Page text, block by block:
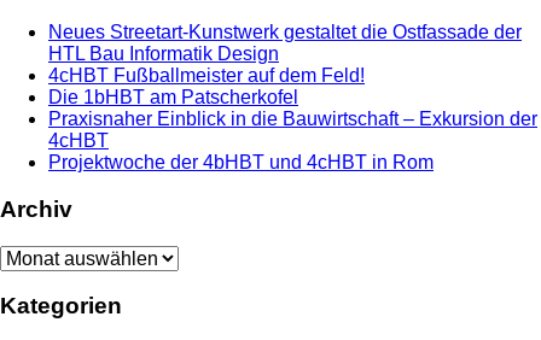
Neues Streetart-Kunstwerk gestaltet die Ostfassade der
HTL Bau Informatik Design
4cHBT Fußballmeister auf dem Feld!
Die 1bHBT am Patscherkofel
Praxisnaher Einblick in die Bauwirtschaft – Exkursion der
4cHBT
Projektwoche der 4bHBT und 4cHBT in Rom
Archiv
Archiv
Kategorien